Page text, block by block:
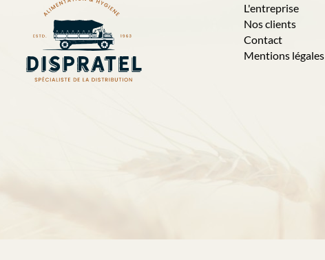
L'entreprise
Nos clients
Contact
Mentions légales